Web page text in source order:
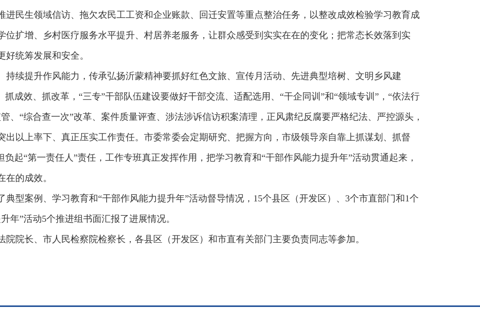
进民生领域信访、拖欠农民工工资和企业账款、回迁安置等重点整治任务，以整改成效检验学习教育成
位扩增、乡村医疗服务水平提升、村居养老服务，让群众感受到实实在在的变化；把常态长效落到实
统筹发展和安全。
持续提升作风能力，传承弘扬沂蒙精神要抓好红色文旅、宣传月活动、先进典型培树、文明乡风建
成效、抓改革，“三专”干部队伍建设要做好干部交流、适配选用、“干企同训”和“领域专训”，“依法行
、“综合查一次”改革、案件质量评查、涉法涉诉信访积案清理，正风肃纪反腐要严格纪法、严控源头，
出以上率下、真正压实工作责任。市委常委会定期研究、把握方向，市级领导亲自靠上抓谋划、抓督
起“第一责任人”责任，工作专班真正发挥作用，把学习教育和“干部作风能力提升年”活动贯通起来，
的成效。
典型案例、学习教育和“干部作风能力提升年”活动督导情况，15个县区（开发区）、3个市直部门和1个
年”活动5个推进组书面汇报了进展情况。
院长、市人民检察院检察长，各县区（开发区）和市直有关部门主要负责同志等参加。